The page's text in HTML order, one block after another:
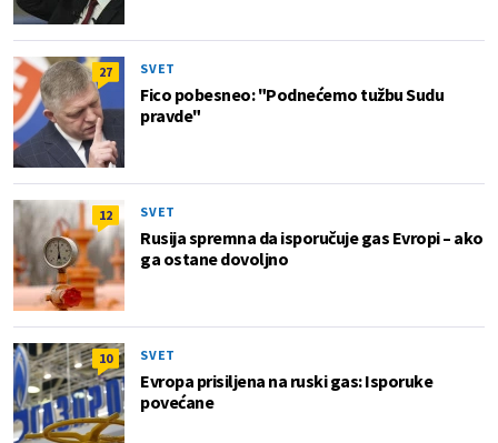
27 SVET
Fico pobesneo: "Podnećemo tužbu Sudu
pravde"
12 SVET
Rusija spremna da isporučuje gas Evropi – ako
ga ostane dovoljno
10 SVET
Evropa prisiljena na ruski gas: Isporuke
povećane